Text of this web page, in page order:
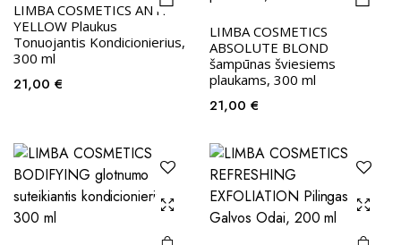
LIMBA COSMETICS ANTI
YELLOW Plaukus
Tonuojantis Kondicionierius,
300 ml
21,00 €
LIMBA COSMETICS
ABSOLUTE BLOND
šampūnas šviesiems
plaukams, 300 ml
21,00 €